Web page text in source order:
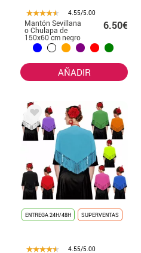
4.55/5.00
Mantón Sevillana
o Chulapa de
150x60 cm negro
y lunares en
varios colores
6.50€
AÑADIR
ENTREGA 24H/48H SUPERVENTAS
4.55/5.00